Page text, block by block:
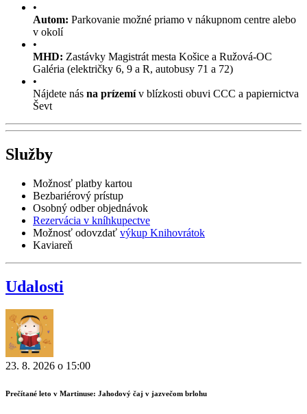
•
Autom: Parkovanie možné priamo v nákupnom centre alebo
v okolí
•
MHD: Zastávky Magistrát mesta Košice a Ružová-OC
Galéria (električky 6, 9 a R, autobusy 71 a 72)
•
Nájdete nás na prízemív blízkosti obuvi CCC a papiernictva
Ševt
Služby
Možnosť platby kartou
Bezbariérový prístup
Osobný odber objednávok
Rezervácia v kníhkupectve
Možnosť odovzdať výkup Knihovrátok
Kaviareň
Udalosti
23. 8. 2026 o 15:00
Prečítané leto v Martinuse: Jahodový čaj v jazvečom brlohu